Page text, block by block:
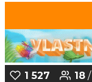
1 527 18